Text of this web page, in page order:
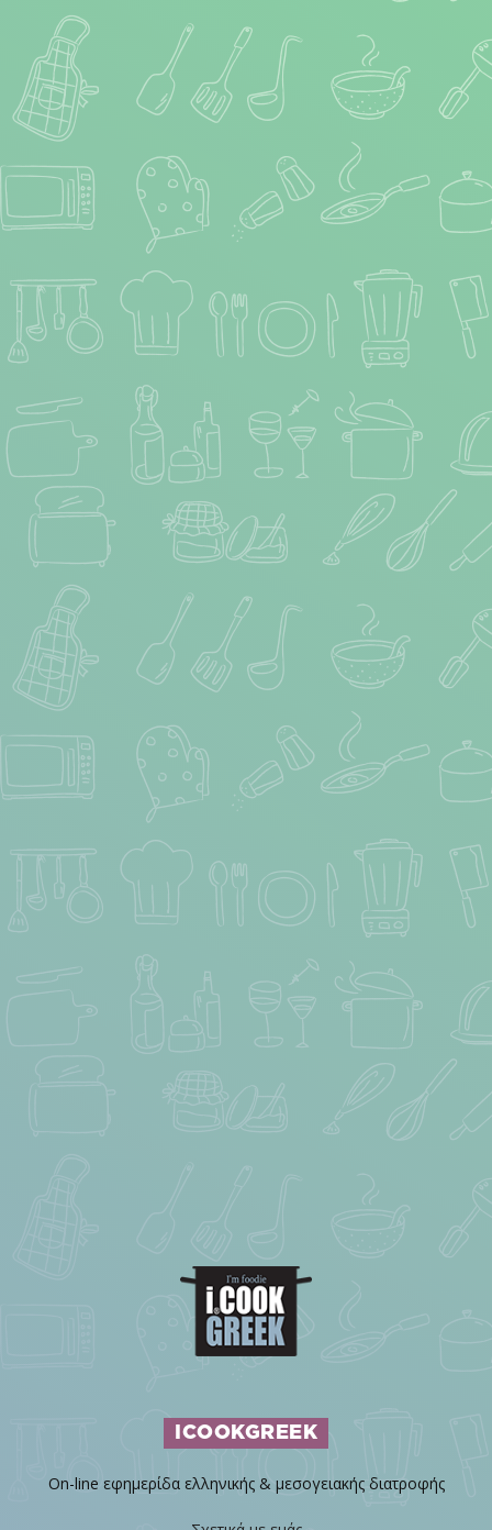
ICOOKGREEK
On-line εφημερίδα ελληνικής & μεσογειακής διατροφής